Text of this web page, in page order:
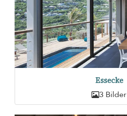
Essecke
3 Bilder